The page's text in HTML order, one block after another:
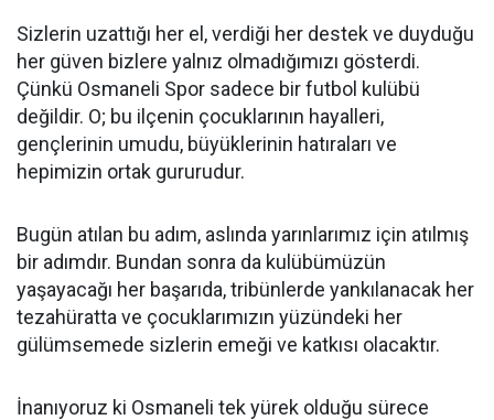
Sizlerin uzattığı her el, verdiği her destek ve duyduğu
her güven bizlere yalnız olmadığımızı gösterdi.
Çünkü Osmaneli Spor sadece bir futbol kulübü
değildir. O; bu ilçenin çocuklarının hayalleri,
gençlerinin umudu, büyüklerinin hatıraları ve
hepimizin ortak gururudur.
Bugün atılan bu adım, aslında yarınlarımız için atılmış
bir adımdır. Bundan sonra da kulübümüzün
yaşayacağı her başarıda, tribünlerde yankılanacak her
tezahüratta ve çocuklarımızın yüzündeki her
gülümsemede sizlerin emeği ve katkısı olacaktır.
İnanıyoruz ki Osmaneli tek yürek olduğu sürece